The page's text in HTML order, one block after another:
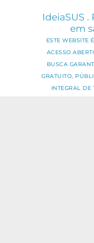
IdeiaSUS
em
ESTE WEBSITE
ACESSO
BUSCA
GRATUITO,
INTEGRAL DE